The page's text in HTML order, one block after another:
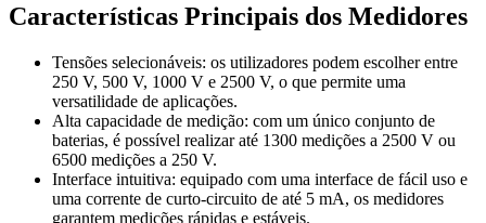
Características Principais dos Medidores
Tensões selecionáveis: os utilizadores podem escolher entre
250 V, 500 V, 1000 V e 2500 V, o que permite uma
versatilidade de aplicações.
Alta capacidade de medição: com um único conjunto de
baterias, é possível realizar até 1300 medições a 2500 V ou
6500 medições a 250 V.
Interface intuitiva: equipado com uma interface de fácil uso e
uma corrente de curto-circuito de até 5 mA, os medidores
garantem medições rápidas e estáveis.